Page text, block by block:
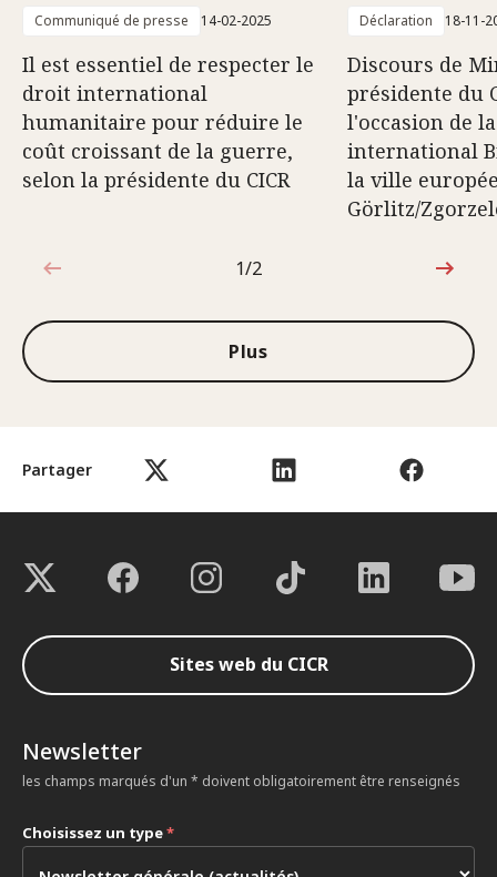
Partager
Communiqué de presse 14-02-2025
Il est essentiel de respecter le
droit international
humanitaire pour réduire le
coût croissant de la guerre,
selon la présidente du CICR
Déclaration 18-11-
Discours de
présidente du
l'occasion de
international
la ville
Görlitz/
1sur2
1/2
Plus
Sites web du CICR
Newsletter
les champs marqués d'un * doivent obligatoirement être renseignés
Choisissez un type*